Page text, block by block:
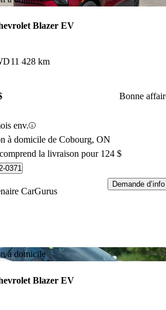
Blazer EV
11 428 km
Bonne
env.
à domicile de Cobourg, ON
la livraison pour 124 $
0371
CarGurus
Demande d’info
annonce
à domicile
Blazer EV